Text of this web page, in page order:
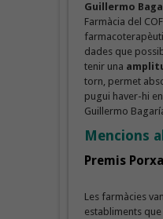
Guillermo
Farmàcia del
dades que
tenir una
torn, permet
pugui haver-hi
Guillermo
Mencions
Premis
Les farmàcies
establiments